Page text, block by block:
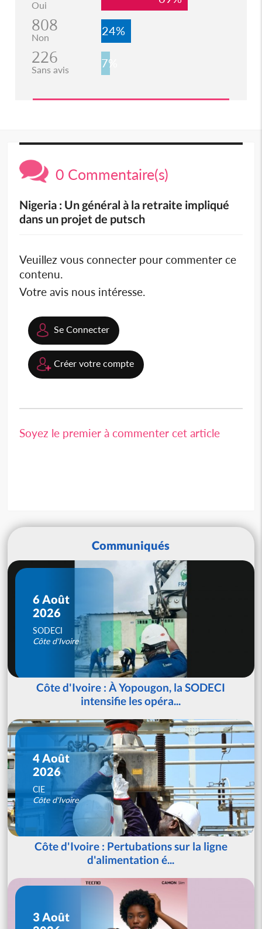
Oui
808
Non 24%
226
Sans avis 7%
0 Commentaire(s)
Nigeria : Un général à la retraite impliqué
dans un projet de putsch
Veuillez vous connecter pour commenter ce
contenu.
Votre avis nous intéresse.
Se Connecter
Créer votre compte
Soyez le premier à commenter cet article
Communiqués
6 Août
2026
SODECI
Côte d'Ivoire
Côte d'Ivoire : À Yopougon, la SODECI
intensifie les opéra...
4 Août
2026
CIE
Côte d'Ivoire
Côte d'Ivoire : Pertubations sur la ligne
d'alimentation é...
3 Août